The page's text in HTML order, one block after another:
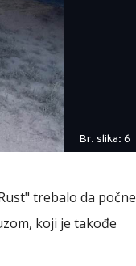
Br. slika: 6
trebalo da počne
koji je takođe